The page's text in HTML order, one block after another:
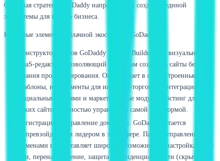
Облачная стратегия GoDaddy направлена на создание единой
экосистемы для малого бизнеса.
Ключевые элементы облачной экосистемы GoDaddy:
Конструктор сайтов GoDaddy Website Builder. Это визуальный
SaaS-редактор, позволяющий новичкам создавать сайты без
знания программирования. Он включает в себя встроенные
шаблоны, инструменты для интернет-торговли, интеграцию с
социальными сетями и маркетинговые модули. Хостинг для
таких сайтов полностью управляется самой платформой.
Регистрация и управление доменами. GoDaddy остается
непревзойденным лидером в этой сфере. Панель управления
доменами предоставляет широкие возможности: настройка DNS-
зон, перенаправление, защита конфиденциальности (скрытие